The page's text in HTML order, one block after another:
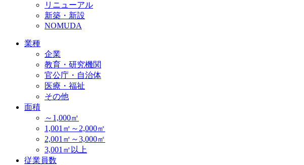
リニューアル
新築・新設
NOMUDA
業種
企業
教育・研究機関
官公庁・自治体
医療・福祉
その他
面積
～1,000㎡
1,001㎡～2,000㎡
2,001㎡～3,000㎡
3,001㎡以上
従業員数